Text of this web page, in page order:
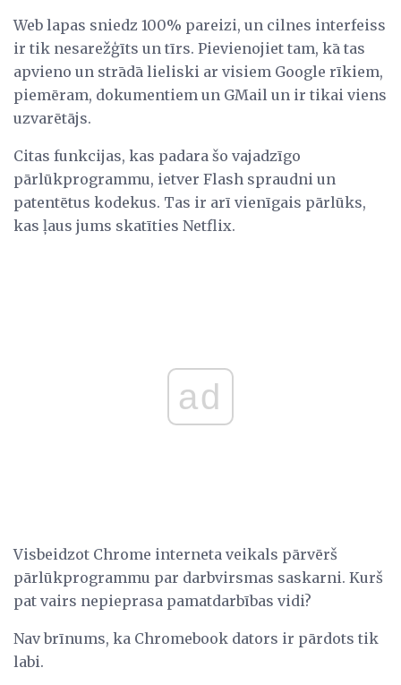
Web lapas sniedz 100% pareizi, un cilnes interfeiss
ir tik nesarežģīts un tīrs. Pievienojiet tam, kā tas
apvieno un strādā lieliski ar visiem Google rīkiem,
piemēram, dokumentiem un GMail un ir tikai viens
uzvarētājs.
Citas funkcijas, kas padara šo vajadzīgo
pārlūkprogrammu, ietver Flash spraudni un
patentētus kodekus. Tas ir arī vienīgais pārlūks,
kas ļaus jums skatīties Netflix.
ad
Visbeidzot Chrome interneta veikals pārvērš
pārlūkprogrammu par darbvirsmas saskarni. Kurš
pat vairs nepieprasa pamatdarbības vidi?
Nav brīnums, ka Chromebook dators ir pārdots tik
labi.